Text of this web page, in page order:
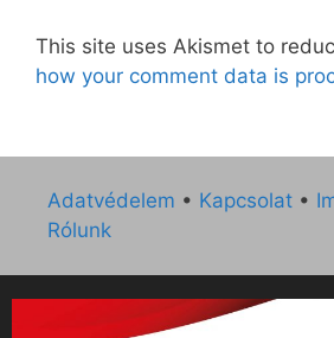
This site uses Akismet to
how your comment data is
Adatvédelem • Kapcsolat •
Rólunk